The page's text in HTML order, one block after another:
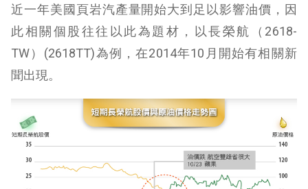
近一年美國頁岩汽產量開始大到足以影響油價，因
此相關個股往往以此為題材，以長榮航（2618-
TW）(2618TT)為例，在2014年10月開始有相關新
聞出現。